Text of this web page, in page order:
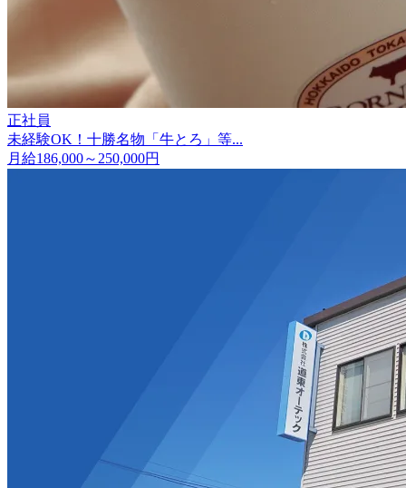
正社員
未経験OK！十勝名物「牛とろ」等...
月給186,000～250,000円